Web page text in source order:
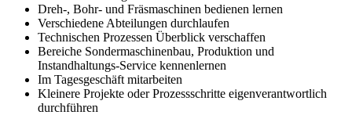
Dreh-, Bohr- und Fräsmaschinen bedienen lernen
Verschiedene Abteilungen durchlaufen
Technischen Prozessen Überblick verschaffen
Bereiche Sondermaschinenbau, Produktion und
Instandhaltungs-Service kennenlernen
Im Tagesgeschäft mitarbeiten
Kleinere Projekte oder Prozessschritte eigenverantwortlich
durchführen